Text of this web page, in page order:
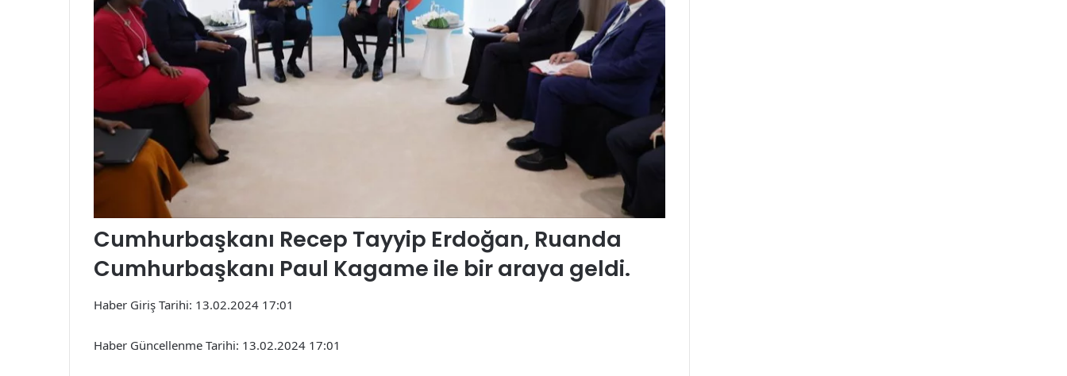
Cumhurbaşkanı Recep Tayyip Erdoğan, Ruanda
Cumhurbaşkanı Paul Kagame ile bir araya geldi.
Haber Giriş Tarihi: 13.02.2024 17:01
Haber Güncellenme Tarihi: 13.02.2024 17:01